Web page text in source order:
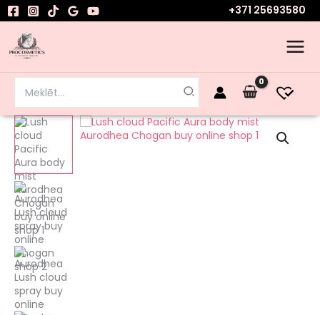
Skip
to
content
+371 25693580
for:
Lush
cloud
Pacific
Aura
ķermeņa
migliņa
Aurodhea
Chogan
daudzums